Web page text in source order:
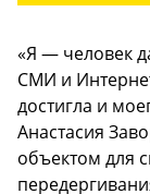
«Я — человек
СМИ и
достигла и
Анастасия
объектом для